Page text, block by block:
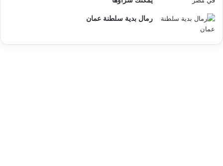
رمال بدية سلطنة عمان